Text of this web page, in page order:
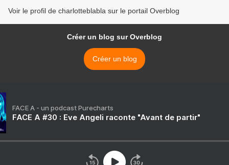
Voir le profil de charlotteblabla sur le portail Overblog
Créer un blog sur Overblog
Créer un blog
FACE A - un podcast Purecharts
FACE A #30 : Eve Angeli raconte "Avant de partir"